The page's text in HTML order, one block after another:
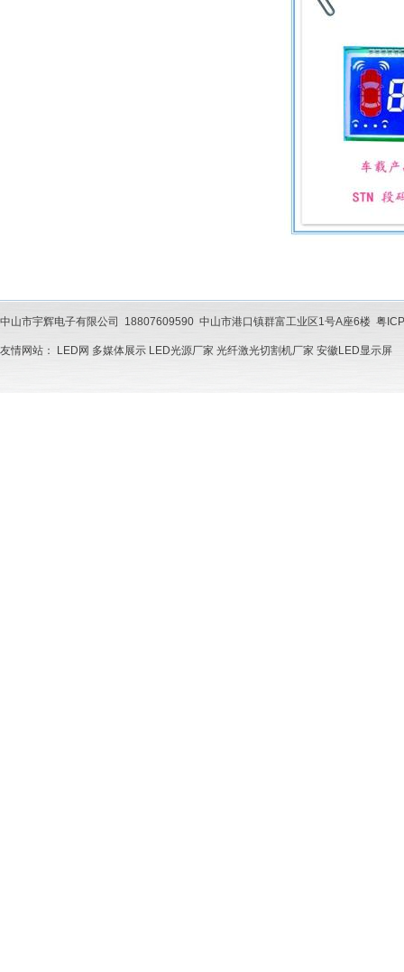
中山市宇辉电子有限公司 18807609590 中山市港口镇群富工业区1号A座6楼 粤
友情网站： LED网 多媒体展示 LED光源厂家 光纤激光切割机厂家 安徽LED显示屏